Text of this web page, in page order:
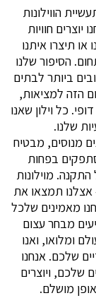
הווילונות
חוויות
תיצרו איתנו
הסיפור שלנו
ביותר לבתים
למציאות,
כל וילון שאנו
שלנו.
מבטיח
בפחות
מוילונות
תמצאו את
מאמינים שלכל
מבחר עצום
ואנו
שלכם. אנחנו
ויוצרים
מושלם.